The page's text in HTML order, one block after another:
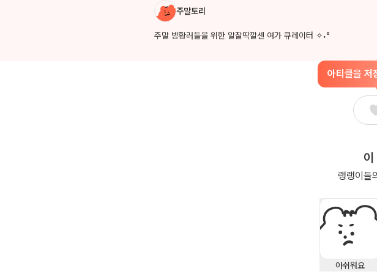
작성자 소개
주말토리
주말 방황러들을 위한 알잘딱깔센 여가 큐레이터 ✧˖°
아티클을 저
랭랭이들
아쉬워요